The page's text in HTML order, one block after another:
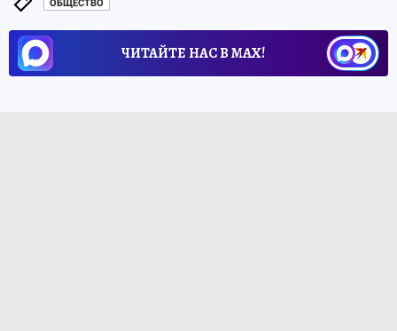
ОБЩЕСТВО
ЧИТАЙТЕ НАС В МАХ!